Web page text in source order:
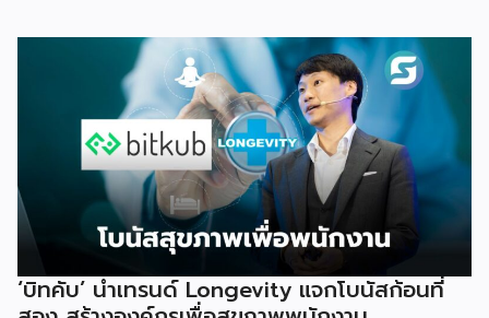
ธุรกิจใหม่ พร้อมทีมช่างที่คอยดูแลตรวจเช็กเครื่องมืออย่าง
สม่ำเสมอ ให้มั่นใจได้ว่าอุปกรณ์ทำงานอย่างมีประสิทธิภาพตลอด
อายุการใช้งาน เหมาะสำหรับคลินิกที่ต้องการสร้างรายได้เพิ่ม โดย
ไม่ต้องใช้เงินก้อนใหญ่ตั้งแต่วันแรก จุดเริ่มต้น มองเห็นกับดักที่
ทำให้อุตสาหกรรมสุขภาพ-ความงามไปไม่ถึงเป้าหมาย Givora
ไม่ได้เริ่มต้นจากการขายเครื่องมือเพียงอย่างเดียว แต่เกิดจากการ
มองเห็นว่าผู้ประกอบการจำนวนมากที่ตั้งใจอยากขยายธุรกิจสู่
Wellness กลับติดกับดักซ้ำ ๆ 3 เรื่องหลัก จนไปไม่ถึงเป้าหมาย
ที่วางไว้ ได้แก่ การไม่มีความรู้และขาดความเชี่ยวชาญเฉพาะด้าน
การไม่มีฐานลูกค้าเพราะการตลาดไม่ตรงกลุ่ม และการเริ่มต้นผิด
จุดทั้งเรื่องเครื่องมือ ระบบ และราคา Givora จึงออกแบบ
โซลูชันให้ครอบคลุมทั้งสามปัญหานี้ในคราวเดียวกัน แทนที่จะให้
‘บิทคับ’ นำเทรนด์ Longevity แจกโบนัสก้อนที่